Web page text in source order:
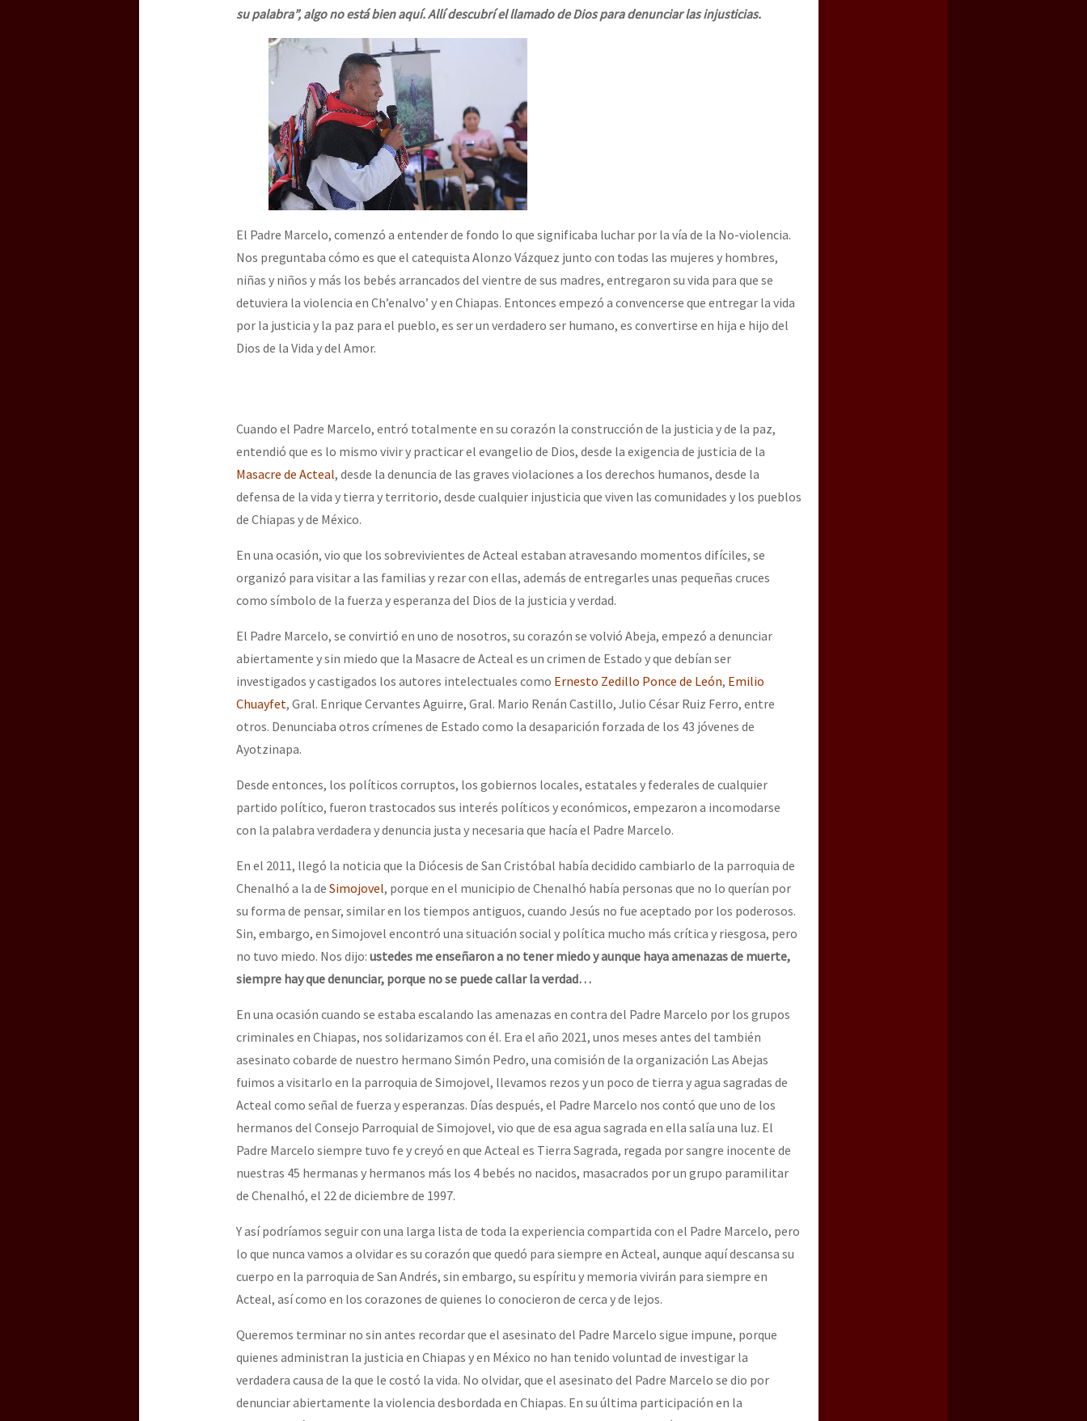
su palabra”, algo no está bien aquí. Allí descubrí el llamado de Dios para denunciar las injusticias.
El Padre Marcelo, comenzó a entender de fondo lo que significaba luchar por la vía de la No-violencia.
Nos preguntaba cómo es que el catequista Alonzo Vázquez junto con todas las mujeres y hombres,
niñas y niños y más los bebés arrancados del vientre de sus madres, entregaron su vida para que se
detuviera la violencia en Ch’enalvo’ y en Chiapas. Entonces empezó a convencerse que entregar la vida
por la justicia y la paz para el pueblo, es ser un verdadero ser humano, es convertirse en hija e hijo del
Dios de la Vida y del Amor.
Cuando el Padre Marcelo, entró totalmente en su corazón la construcción de la justicia y de la paz,
entendió que es lo mismo vivir y practicar el evangelio de Dios, desde la exigencia de justicia de la
Masacre de Acteal, desde la denuncia de las graves violaciones a los derechos humanos, desde la
defensa de la vida y tierra y territorio, desde cualquier injusticia que viven las comunidades y los pueblos
de Chiapas y de México.
En una ocasión, vio que los sobrevivientes de Acteal estaban atravesando momentos difíciles, se
organizó para visitar a las familias y rezar con ellas, además de entregarles unas pequeñas cruces
como símbolo de la fuerza y esperanza del Dios de la justicia y verdad.
El Padre Marcelo, se convirtió en uno de nosotros, su corazón se volvió Abeja, empezó a denunciar
abiertamente y sin miedo que la Masacre de Acteal es un crimen de Estado y que debían ser
investigados y castigados los autores intelectuales como Ernesto Zedillo Ponce de León, Emilio
Chuayfet, Gral. Enrique Cervantes Aguirre, Gral. Mario Renán Castillo, Julio César Ruiz Ferro, entre
otros. Denunciaba otros crímenes de Estado como la desaparición forzada de los 43 jóvenes de
Ayotzinapa.
Desde entonces, los políticos corruptos, los gobiernos locales, estatales y federales de cualquier
partido político, fueron trastocados sus interés políticos y económicos, empezaron a incomodarse
con la palabra verdadera y denuncia justa y necesaria que hacía el Padre Marcelo.
En el 2011, llegó la noticia que la Diócesis de San Cristóbal había decidido cambiarlo de la parroquia de
Chenalhó a la de Simojovel, porque en el municipio de Chenalhó había personas que no lo querían por
su forma de pensar, similar en los tiempos antiguos, cuando Jesús no fue aceptado por los poderosos.
Sin, embargo, en Simojovel encontró una situación social y política mucho más crítica y riesgosa, pero
no tuvo miedo. Nos dijo: ustedes me enseñaron a no tener miedo y aunque haya amenazas de muerte,
siempre hay que denunciar, porque no se puede callar la verdad…
En una ocasión cuando se estaba escalando las amenazas en contra del Padre Marcelo por los grupos
criminales en Chiapas, nos solidarizamos con él. Era el año 2021, unos meses antes del también
asesinato cobarde de nuestro hermano Simón Pedro, una comisión de la organización Las Abejas
fuimos a visitarlo en la parroquia de Simojovel, llevamos rezos y un poco de tierra y agua sagradas de
Acteal como señal de fuerza y esperanzas. Días después, el Padre Marcelo nos contó que uno de los
hermanos del Consejo Parroquial de Simojovel, vio que de esa agua sagrada en ella salía una luz. El
Padre Marcelo siempre tuvo fe y creyó en que Acteal es Tierra Sagrada, regada por sangre inocente de
nuestras 45 hermanas y hermanos más los 4 bebés no nacidos, masacrados por un grupo paramilitar
de Chenalhó, el 22 de diciembre de 1997.
Y así podríamos seguir con una larga lista de toda la experiencia compartida con el Padre Marcelo, pero
lo que nunca vamos a olvidar es su corazón que quedó para siempre en Acteal, aunque aquí descansa su
cuerpo en la parroquia de San Andrés, sin embargo, su espíritu y memoria vivirán para siempre en
Acteal, así como en los corazones de quienes lo conocieron de cerca y de lejos.
Queremos terminar no sin antes recordar que el asesinato del Padre Marcelo sigue impune, porque
quienes administran la justicia en Chiapas y en México no han tenido voluntad de investigar la
verdadera causa de la que le costó la vida. No olvidar, que el asesinato del Padre Marcelo se dio por
denunciar abiertamente la violencia desbordada en Chiapas. En su última participación en la